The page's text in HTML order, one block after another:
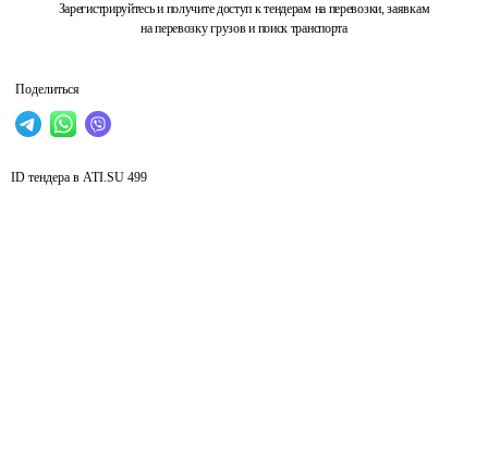
Зарегистрируйтесь и получите доступ к тендерам на перевозки, заявкам
на перевозку грузов и поиск транспорта
Поделиться
ID тендера в ATI.SU 499